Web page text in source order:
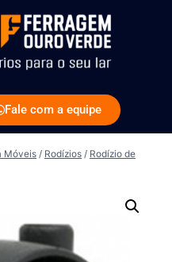
Fale com a equipe
Móveis / Rodízios / Rodízio de